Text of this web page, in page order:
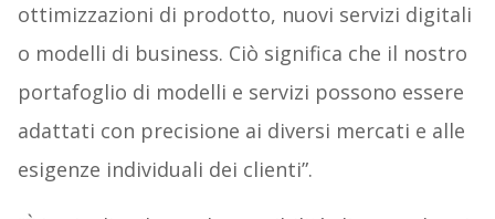
ottimizzazioni di prodotto, nuovi servizi digitali
o modelli di business. Ciò significa che il nostro
portafoglio di modelli e servizi possono essere
adattati con precisione ai diversi mercati e alle
esigenze individuali dei clienti”.